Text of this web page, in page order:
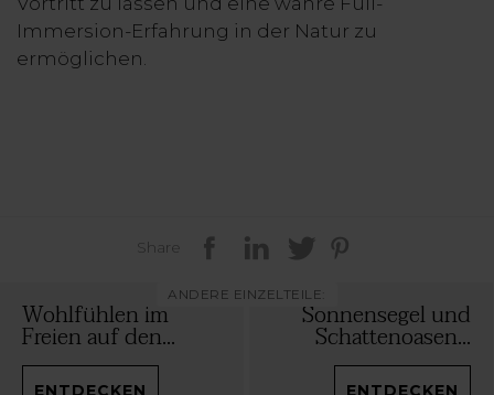
Immersion-Erfahrung in der Natur zu
ermöglichen.
Share
ANDERE EINZELTEILE:
Wohlfühlen im
Freien auf den...
ENTDECKEN
Sonnensegel und
Schattenoasen...
ENTDECKEN